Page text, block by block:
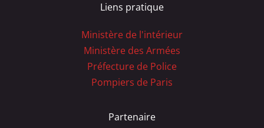
Liens pratique
Ministère de l'intérieur
Ministère des Armées
Préfecture de Police
Pompiers de Paris
Partenaire